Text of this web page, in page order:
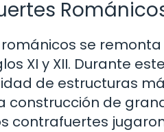
se
XI y XII. Durante
de estructuras
construcción de
contrafuertes